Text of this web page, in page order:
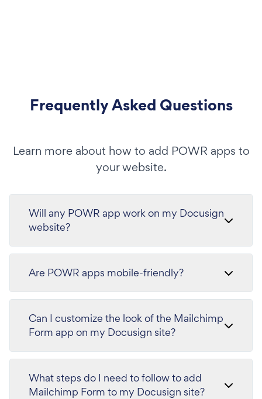
Frequently Asked Questions
Learn more about how to add POWR apps to
your website.
Will any POWR app work on my Docusign
website?
Are POWR apps mobile-friendly?
Can I customize the look of the Mailchimp
Form app on my Docusign site?
What steps do I need to follow to add
Mailchimp Form to my Docusign site?